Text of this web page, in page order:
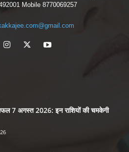
Mobile 8770069257
7 अगस्त 2026: इन राशियों की चमकेगी